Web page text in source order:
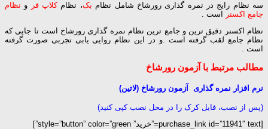
سه نظام رایج در نمره گذاری رورشاخ شامل نظام بک، نظامکلاپ فر و نظام
جامع اکسنر
است .
نظام اکسنر دقیق ترین و جامع ترین نظام نمره گذاری رورشاخ است تا جایی که
نظام جامع لقب گرفته است .و در این نظام روایی یابی تجربی صورت گرفته
است .
مطالب مرتبط با آزمون رورشاخ
نرم افزار نمره گذاری آزمون رورشاخ (لاتین)
(پس از نصب، فایل کرک را در محل نصب کپی کنید)
[purchase_link id=”11941″ text=”خرید” style=”button” color=”green”]